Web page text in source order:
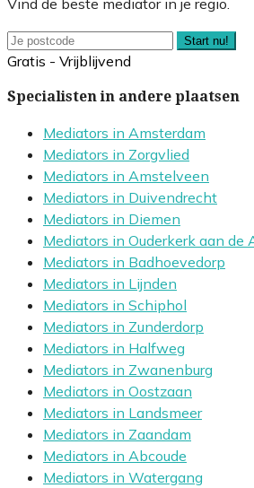
Vind de beste mediator in je regio.
Start nu!
Gratis - Vrijblijvend
Specialisten in andere plaatsen
Mediators in Amsterdam
Mediators in Zorgvlied
Mediators in Amstelveen
Mediators in Duivendrecht
Mediators in Diemen
Mediators in Ouderkerk aan de
Mediators in Badhoevedorp
Mediators in Lijnden
Mediators in Schiphol
Mediators in Zunderdorp
Mediators in Halfweg
Mediators in Zwanenburg
Mediators in Oostzaan
Mediators in Landsmeer
Mediators in Zaandam
Mediators in Abcoude
Mediators in Watergang